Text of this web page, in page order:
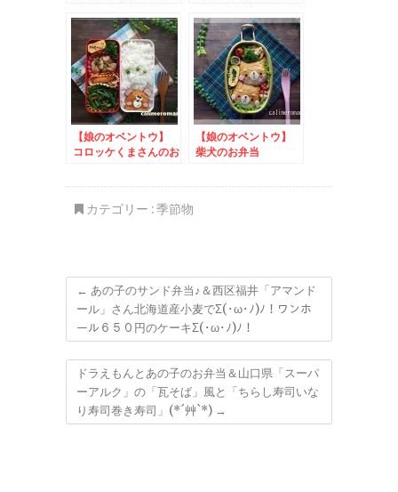
【娘のオベントウ】
コロッケくまさんのお
【娘のオベントウ】
柴犬のお弁当
カテゴリー :季節物
← あの子のサンド弁当♪＆西区福井「アマンド
ール」さん北海道産小麦でΣ(･ω･ﾉ)ﾉ！ワンホ
ール６５０円のケーキΣ(･ω･ﾉ)ﾉ！
ドラえもんとあの子のお弁当＆山口県「スーパ
ーアルク」の「瓦そば」風と「ちらし寿司いな
り寿司巻き寿司」(*´艸`*) →